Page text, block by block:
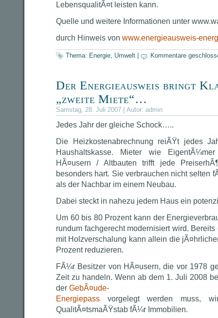
LebensqualitÃ¤t leisten kann.
Quelle und weitere Informationen unter
durch Hinweis von www.energieausweis-
Thema: Energie, Umwelt Kommentare
Der Energieausweis bringt
„zweite Miete“…
Samstag, 28. Juli 2007 | Autor: admin
Jedes Jahr der gleiche Schock…..
Die Heizkostenabrechnung reiÃŸt jedes
Haushaltskasse. Mieter wie
HÃ¤usern / Altbauten trifft jede
besonders hart. Sie verbrauchen nicht selten
als der Nachbar im einem Neubau.
Dabei steckt in nahezu jedem Haus ein
Um 60 bis 80 Prozent kann der
rundum fachgerecht modernisiert wird.
mit Holzverschalung kann allein die
Prozent reduzieren.
FÃ¼r Besitzer von HÃ¤usern, die vor 1978
Zeit zu handeln. Wenn ab dem 1. Juli 2008
der GebÃ¤ude-
Energiepass vorgelegt werden muss,
QualitÃ¤tsmaÃŸstab fÃ¼r Immobilien.